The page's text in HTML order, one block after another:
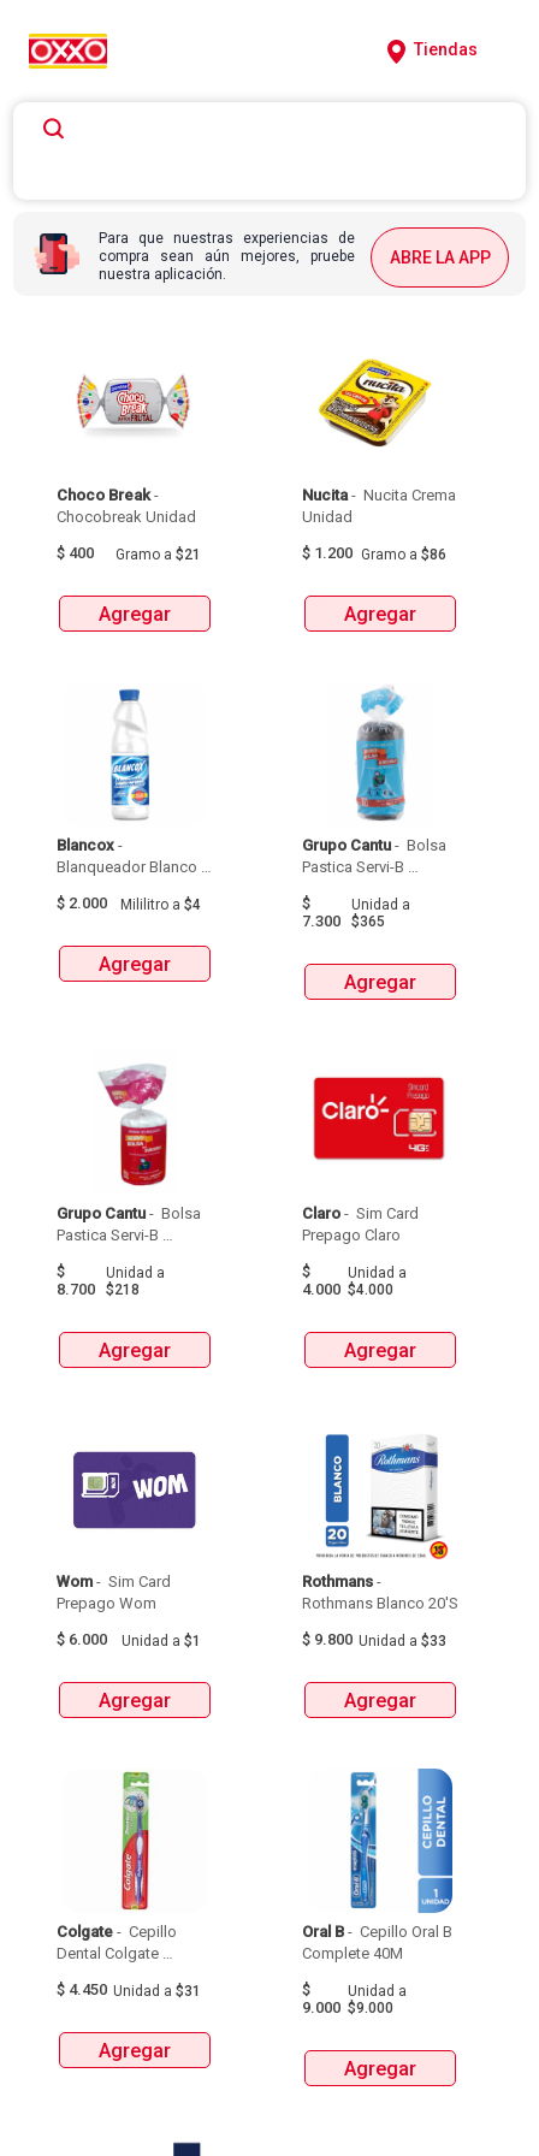
Tiendas
Para que nuestras experiencias de
compra sean aún mejores, pruebe
nuestra aplicación.
ABRE LA APP
Choco Break -
$ 400 Gramo a $21
Agregar
Nucita - Nucita Crema
$ 1.200 Gramo a $86
Agregar
Blancox -
Blanqueador Blanco X
$ 2.000 Mililitro a $4
Agregar
Grupo Cantu - Bolsa
Pastica Servi-B
Apartamento 51 X 76
X 20Unds
$
7.300
Unidad a
$365
Agregar
Grupo Cantu - Bolsa
Pastica Servi-B
Papelera 40 X 50  X
40Unds
$
8.700
Unidad a
$218
Agregar
Claro - Sim Card
$
4.000
Unidad a
$4.000
Agregar
Wom - Sim Card
$ 6.000 Unidad a $1
Agregar
Rothmans -
$ 9.800 Unidad a $33
Agregar
Colgate - Cepillo
Dental Colgate
$ 4.450 Unidad a $31
Agregar
Oral B - Cepillo Oral B
$
9.000
Unidad a
$9.000
Agregar